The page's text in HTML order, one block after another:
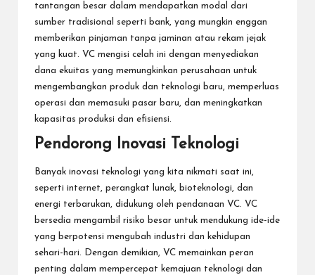
tantangan besar dalam mendapatkan modal dari
sumber tradisional seperti bank, yang mungkin enggan
memberikan pinjaman tanpa jaminan atau rekam jejak
yang kuat. VC mengisi celah ini dengan menyediakan
dana ekuitas yang memungkinkan perusahaan untuk
mengembangkan produk dan teknologi baru, memperluas
operasi dan memasuki pasar baru, dan meningkatkan
kapasitas produksi dan efisiensi.
Pendorong Inovasi Teknologi
Banyak inovasi teknologi yang kita nikmati saat ini,
seperti internet, perangkat lunak, bioteknologi, dan
energi terbarukan, didukung oleh pendanaan VC. VC
bersedia mengambil risiko besar untuk mendukung ide-ide
yang berpotensi mengubah industri dan kehidupan
sehari-hari. Dengan demikian, VC memainkan peran
penting dalam mempercepat kemajuan teknologi dan